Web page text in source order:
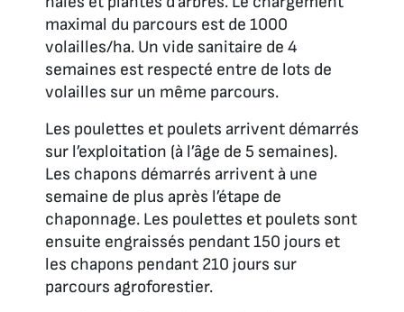
maximal du parcours est de 1000
volailles/ha. Un vide sanitaire de 4
semaines est respecté entre de lots de
volailles sur un même parcours.
Les poulettes et poulets arrivent démarrés
sur l’exploitation (à l’âge de 5 semaines).
Les chapons démarrés arrivent à une
semaine de plus après l’étape de
chaponnage. Les poulettes et poulets sont
ensuite engraissés pendant 150 jours et
les chapons pendant 210 jours sur
parcours agroforestier.